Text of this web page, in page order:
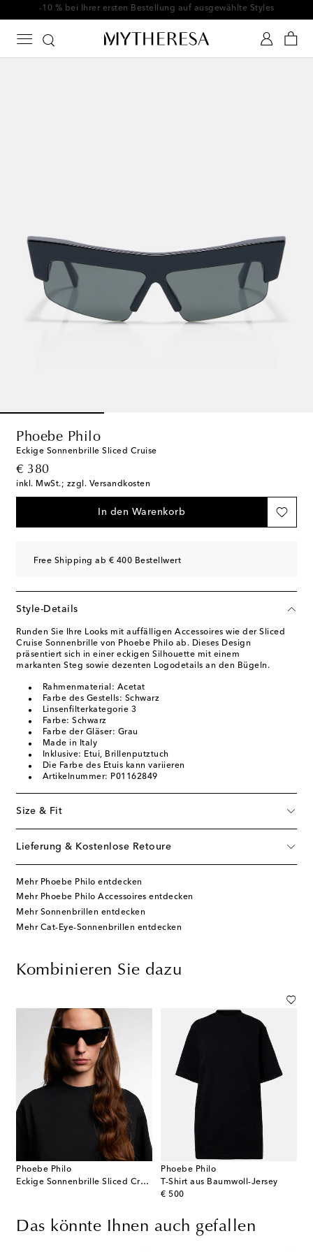
-10 % bei Ihrer ersten Bestellung auf ausgewählte Styles
Phoebe Philo
Eckige Sonnenbrille Sliced Cruise
€ 380
original price
inkl. MwSt.; zzgl. Versandkosten
In den Warenkorb
Free Shipping ab € 400 Bestellwert
Style-Details
Runden Sie Ihre Looks mit auffälligen Accessoires wie der Sliced
Cruise Sonnenbrille von Phoebe Philo ab. Dieses Design
präsentiert sich in einer eckigen Silhouette mit einem
markanten Steg sowie dezenten Logodetails an den Bügeln.
Rahmenmaterial: Acetat
Farbe des Gestells: Schwarz
Linsenfilterkategorie 3
Farbe: Schwarz
Farbe der Gläser: Grau
Made in Italy
Inklusive: Etui, Brillenputztuch
Die Farbe des Etuis kann variieren
Artikelnummer: P01162849
Size & Fit
Lieferung & Kostenlose Retoure
Mehr Phoebe Philo entdecken
Mehr Phoebe Philo Accessoires entdecken
Mehr Sonnenbrillen entdecken
Mehr Cat-Eye-Sonnenbrillen entdecken
Kombinieren Sie dazu
Phoebe Philo
Eckige Sonnenbrille Sliced Cruise
Phoebe Philo
T-Shirt aus Baumwoll-Jersey
€ 500
original price
Das könnte Ihnen auch gefallen